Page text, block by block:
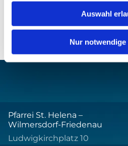
Auswahl
Nur notwendige
Pfarrei St. Helena –
Wilmersdorf-Friedenau
Ludwigkirchplatz 10